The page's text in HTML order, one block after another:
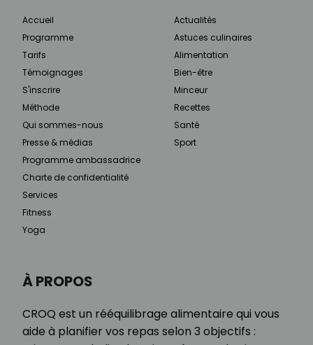
À PROPOS
CROQ est un rééquilibrage alimentaire qui vous
aide à planifier vos repas selon 3 objectifs :
Accueil
Programme
Tarifs
Témoignages
S'inscrire
Méthode
Qui sommes-nous
Presse & médias
Programme ambassadrice
Charte de confidentialité
Services
Fitness
Yoga
Actualités
Astuces culinaires
Alimentation
Bien-être
Minceur
Recettes
Santé
Sport